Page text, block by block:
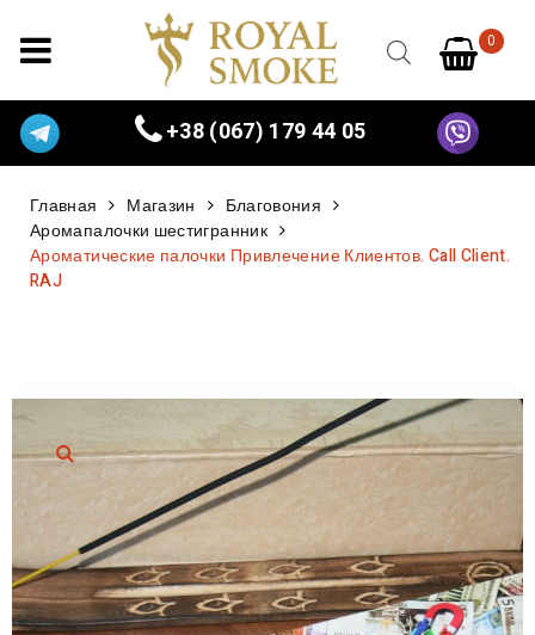
0
+38 (067) 179 44 05
Главная Магазин
Благовония
Аромапалочки шестигранник
Ароматические палочки Привлечение Клиентов. Call Client.
RAJ